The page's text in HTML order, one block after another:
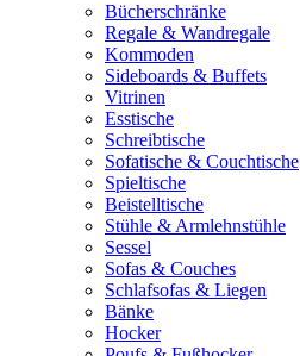
Bücherschränke
Regale & Wandregale
Kommoden
Sideboards & Buffets
Vitrinen
Esstische
Schreibtische
Sofatische & Couchtische
Spieltische
Beistelltische
Stühle & Armlehnstühle
Sessel
Sofas & Couches
Schlafsofas & Liegen
Bänke
Hocker